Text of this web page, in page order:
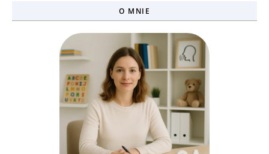
O MNIE